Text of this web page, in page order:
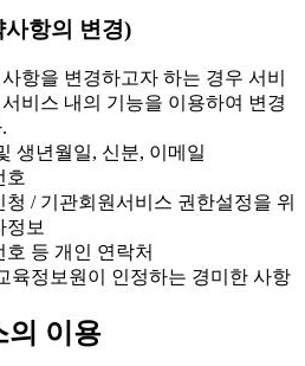
항의 변경)
항을 변경하고자 하는 경우 서비
비스 내의 기능을 이용하여 변경
생년월일, 신분, 이메일
호
/ 기관회원서비스 권한설정을 위
정보
등 개인 연락처
육정보원이 인정하는 경미한 사항
의 이용